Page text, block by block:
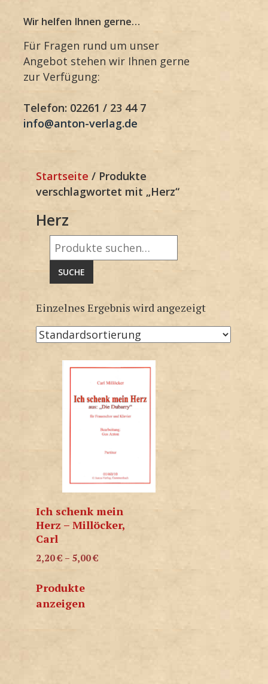
Wir helfen Ihnen gerne…
Für Fragen rund um unser
Angebot stehen wir Ihnen gerne
zur Verfügung:
Telefon: 02261 / 23 44 7
info@anton-verlag.de
Startseite / Produkte
verschlagwortet mit „Herz“
Herz
Suche
nach:
SUCHE
Einzelnes Ergebnis wird angezeigt
Ich schenk mein
Herz – Millöcker,
Carl
2,20€ – 5,00€
Produkte
anzeigen